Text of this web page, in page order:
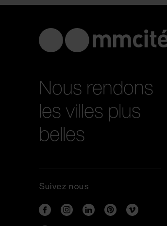
Nous rendons
les villes plus
belles
Suivez nous